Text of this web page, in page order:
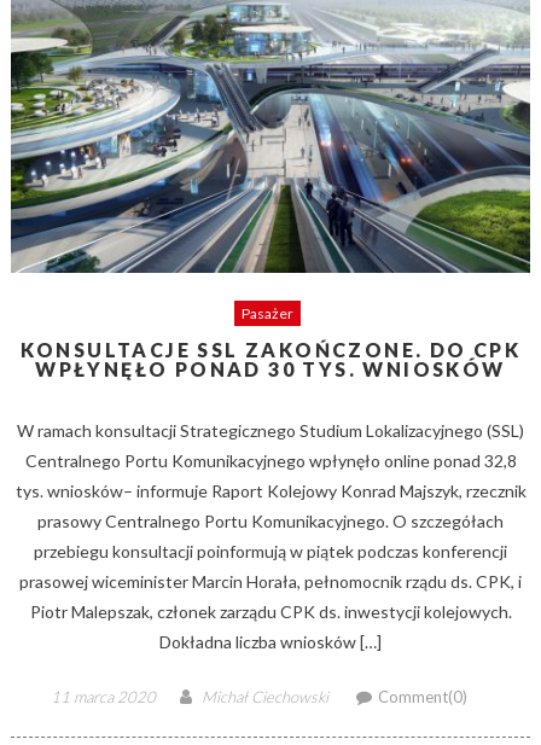
Pasażer
KONSULTACJE SSL ZAKOŃCZONE. DO CPK
WPŁYNĘŁO PONAD 30 TYS. WNIOSKÓW
W ramach konsultacji Strategicznego Studium Lokalizacyjnego (SSL)
Centralnego Portu Komunikacyjnego wpłynęło online ponad 32,8
tys. wniosków– informuje Raport Kolejowy Konrad Majszyk, rzecznik
prasowy Centralnego Portu Komunikacyjnego. O szczegółach
przebiegu konsultacji poinformują w piątek podczas konferencji
prasowej wiceminister Marcin Horała, pełnomocnik rządu ds. CPK, i
Piotr Malepszak, członek zarządu CPK ds. inwestycji kolejowych.
Dokładna liczba wniosków […]
Posted
11 marca 2020 Author
Michał Ciechowski Comment(0)